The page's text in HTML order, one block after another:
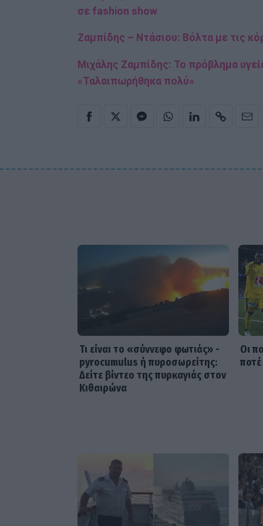
σε fashion show
Ζαμπίδης – Ντάσιου: Βόλτα με τις
Μιχάλης Ζαμπίδης: Το πρόβλημα
«Ταλαιπωρήθηκα πολύ»
Τι είναι το «σύννεφο φωτιάς» -
pyrocumulus ή πυροσωρείτης:
Δείτε βίντεο της πυρκαγιάς στον
Κιθαιρώνα
Οι
ποτέ